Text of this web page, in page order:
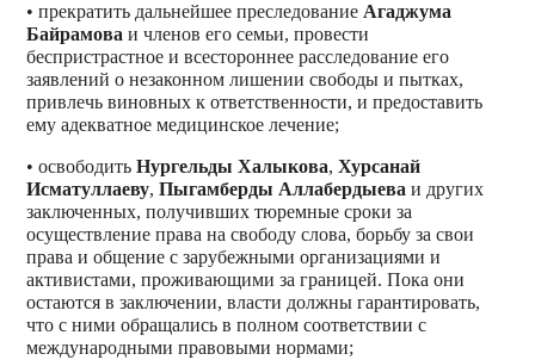
• прекратить дальнейшее преследование Агаджума
Байрамова и членов его семьи, провести
беспристрастное и всестороннее расследование его
заявлений о незаконном лишении свободы и пытках,
привлечь виновных к ответственности, и предоставить
ему адекватное медицинское лечение;
• освободить Нургельды Халыкова, Хурсанай
Исматуллаеву, Пыгамберды Аллабердыева и других
заключенных, получивших тюремные сроки за
осуществление права на свободу слова, борьбу за свои
права и общение с зарубежными организациями и
активистами, проживающими за границей. Пока они
остаются в заключении, власти должны гарантировать,
что c ними обращались в полном соответствии с
международными правовыми нормами;